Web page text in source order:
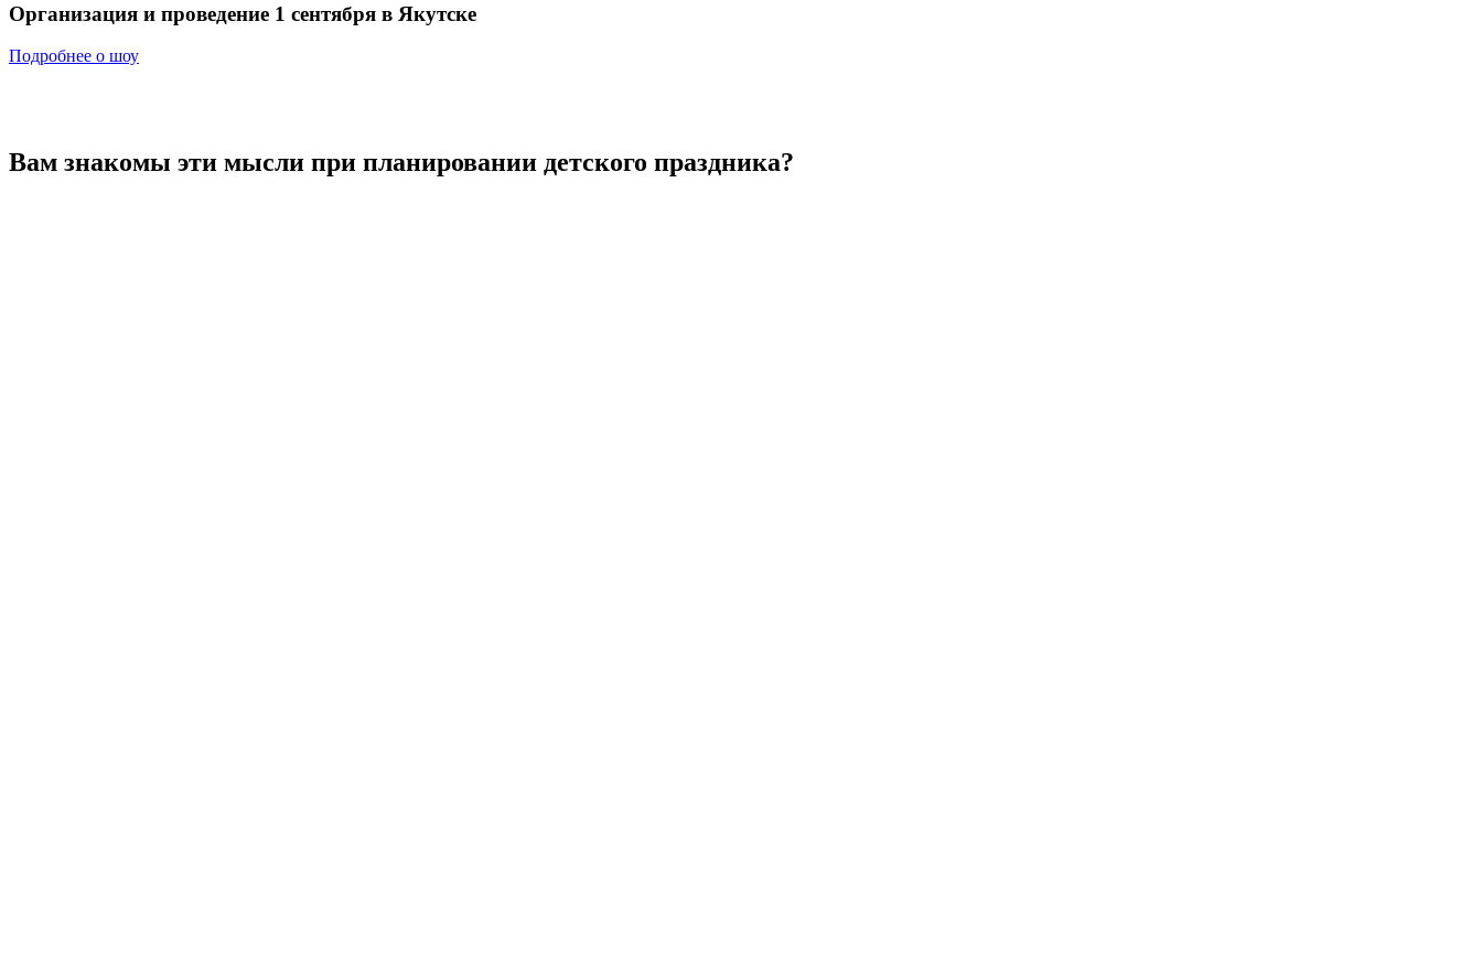
Организация и проведение 1 сентября в Якутске
Подробнее о шоу
Вам знакомы эти мысли при планировании детского праздника?